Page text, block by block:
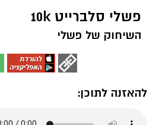
פשלי סלברייט 10k
השיחוק של פשלי
להאזנה לתוכן: